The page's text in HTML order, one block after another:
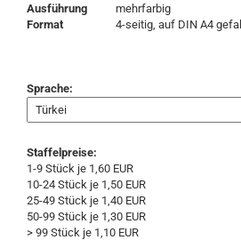
Ausführung
mehrfarbig
Format
4-seitig, auf DIN A4
Sprache:
Staffelpreise:
1-9 Stück je 1,60 EUR
10-24 Stück je 1,50 EUR
25-49 Stück je 1,40 EUR
50-99 Stück je 1,30 EUR
> 99 Stück je 1,10 EUR